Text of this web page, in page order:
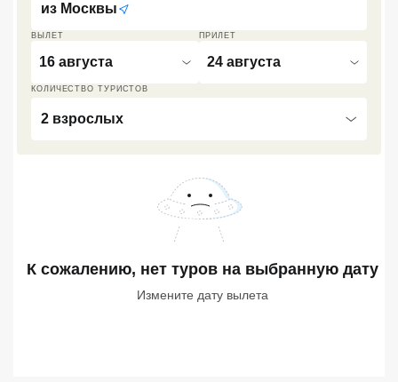
ВЫЛЕТ
16 августа
ПРИЛЕТ
24 августа
КОЛИЧЕСТВО ТУРИСТОВ
2 взрослых
из Москвы
К сожалению, нет туров на выбранную дату
Измените дату вылета
ТОП 10 лучших отелей 5*
ТОП 10 недорогих отелей
Недорогие отели 3*
звезды